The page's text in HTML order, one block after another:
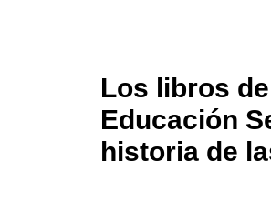
Los libros
Educación
historia de